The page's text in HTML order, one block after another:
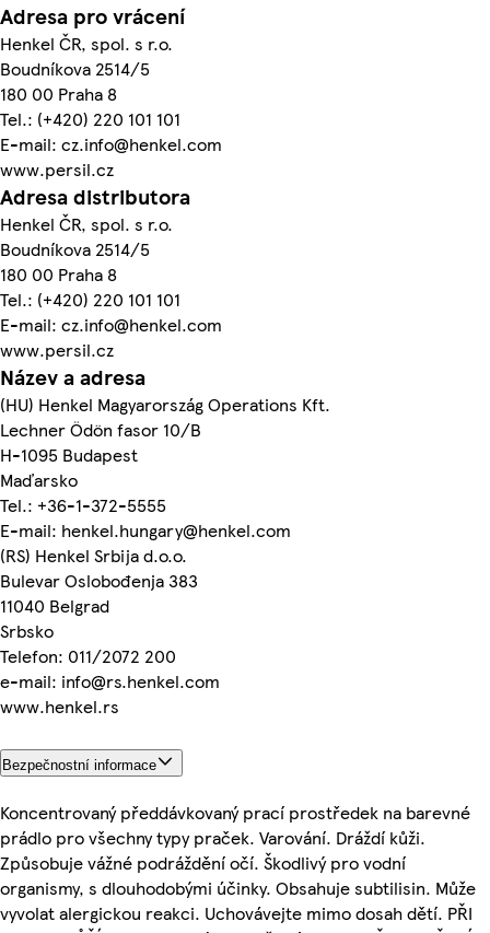
Adresa pro vrácení
Henkel ČR, spol. s r.o.
Boudníkova 2514/5
180 00 Praha 8
Tel.: (+420) 220 101 101
E-mail: cz.info@henkel.com
www.persil.cz
Adresa distributora
Henkel ČR, spol. s r.o.
Boudníkova 2514/5
180 00 Praha 8
Tel.: (+420) 220 101 101
E-mail: cz.info@henkel.com
www.persil.cz
Název a adresa
(HU) Henkel Magyarország Operations Kft.
Lechner Ödön fasor 10/B
H-1095 Budapest
Maďarsko
Tel.: +36-1-372-5555
E-mail: henkel.hungary@henkel.com
(RS) Henkel Srbija d.o.o.
Bulevar Oslobođenja 383
11040 Belgrad
Srbsko
Telefon: 011/2072 200
e-mail: info@rs.henkel.com
www.henkel.rs
Bezpečnostní informace
Koncentrovaný předdávkovaný prací prostředek na barevné
prádlo pro všechny typy praček. Varování. Dráždí kůži.
Způsobuje vážné podráždění očí. Škodlivý pro vodní
organismy, s dlouhodobými účinky. Obsahuje subtilisin. Může
vyvolat alergickou reakci. Uchovávejte mimo dosah dětí. PŘI